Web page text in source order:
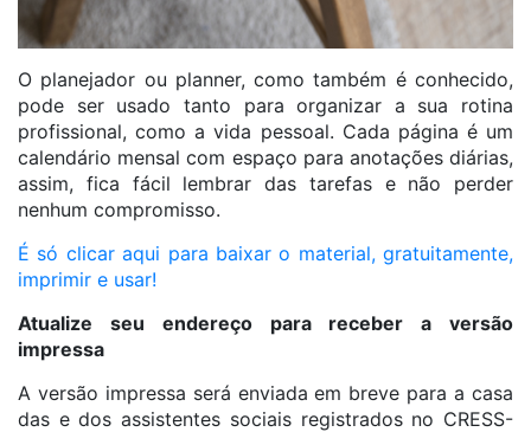
O planejador ou planner, como também é conhecido,
pode ser usado tanto para organizar a sua rotina
profissional, como a vida pessoal. Cada página é um
calendário mensal com espaço para anotações diárias,
assim, fica fácil lembrar das tarefas e não perder
nenhum compromisso.
É só clicar aqui para baixar o material, gratuitamente,
imprimir e usar!
Atualize seu endereço para receber a versão
impressa
A versão impressa será enviada em breve para a casa
das e dos assistentes sociais registrados no CRESS-